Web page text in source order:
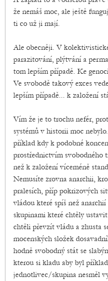
že nemáš moc, ale ještě
ti co už ji mají.
Ale obecněji. V
parazitování, plýtvání a
tom lepším případě. Ke
Ve svobodě takový exces
lepším případě... k založení
Vím že je to trochu nefér,
systémů v historii moc
příklad kdy k podobné
prostřednictvím svobodného
než k založení víceméně
Nemusíte zrovna anarchii,
pralesích, příp pokrizových
vládou které spíš než
skupinami které chtěly
chtěli převzít vládu a zhusta
mocenských složek
hodně svobodný stát se
kterou si kladu aby byl
jednotlivec/skupina nesměl